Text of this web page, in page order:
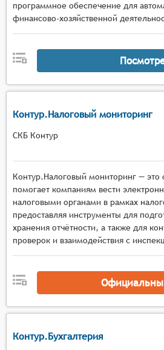
программное обеспечение для
финансово-хозяйственной
Контур.Налоговый мониторинг
СКБ Контур
Контур.Налоговый мониторинг — это
помогает компаниям вести
налоговыми органами в рамках
предоставляя инструменты для
хранения отчётности, а также для
проверок и взаимодействия с
Контур.Бухгалтерия